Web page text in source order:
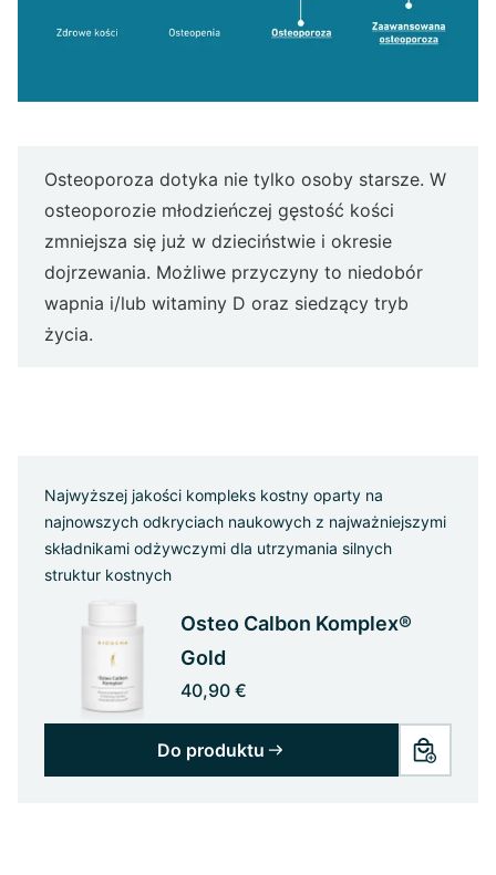
Osteoporoza dotyka nie tylko osoby starsze. W
osteoporozie młodzieńczej gęstość kości
zmniejsza się już w dzieciństwie i okresie
dojrzewania. Możliwe przyczyny to niedobór
wapnia i/lub witaminy D oraz siedzący tryb
życia.
Najwyższej jakości kompleks kostny oparty na
najnowszych odkryciach naukowych z najważniejszymi
składnikami odżywczymi dla utrzymania silnych
struktur kostnych
Osteo Calbon Komplex®
Gold
40,90 €
Do produktu